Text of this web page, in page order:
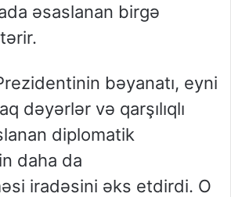
əsaslanan birgə
bəyanatı, eyni
dəyərlər və qarşılıqlı
diplomatik
daha da
iradəsini əks etdirdi. O